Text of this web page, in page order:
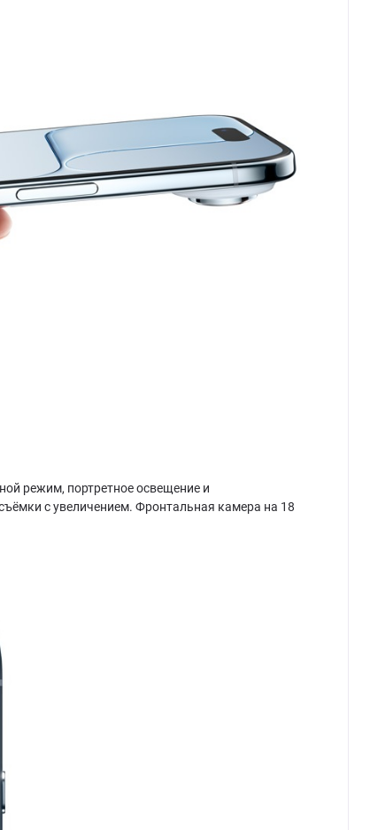
режим, портретное освещение и
с увеличением. Фронтальная камера на 18